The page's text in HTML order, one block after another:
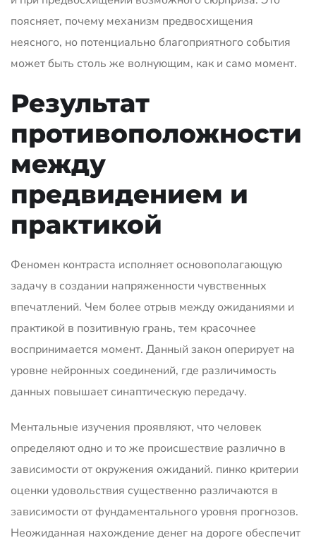
поясняет, почему механизм предвосхищения
неясного, но потенциально благоприятного события
может быть столь же волнующим, как и само момент.
Результат
противоположности
между
предвидением и
практикой
Феномен контраста исполняет основополагающую
задачу в создании напряженности чувственных
впечатлений. Чем более отрыв между ожиданиями и
практикой в позитивную грань, тем красочнее
воспринимается момент. Данный закон оперирует на
уровне нейронных соединений, где различимость
данных повышает синаптическую передачу.
Ментальные изучения проявляют, что человек
определяют одно и то же происшествие различно в
зависимости от окружения ожиданий. пинко критерии
оценки удовольствия существенно различаются в
зависимости от фундаментального уровня прогнозов.
Неожиданная нахождение денег на дороге обеспечит